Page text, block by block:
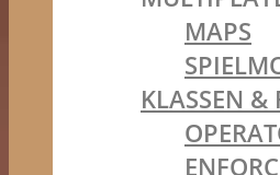
MAPS
KLASSEN &